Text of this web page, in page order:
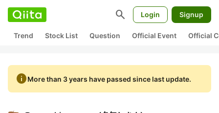
search Login Signup
Trend Stock List Question Official Event Official
infoMore than 3 years have passed since last update.